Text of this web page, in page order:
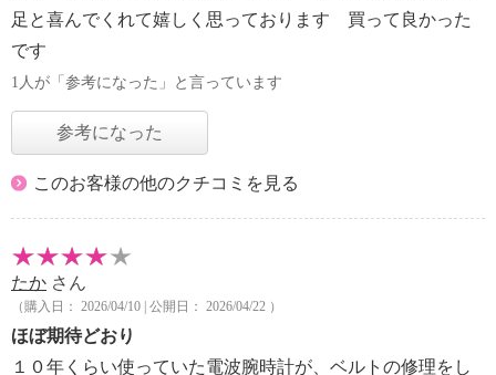
足と喜んでくれて嬉しく思っております 買って良かった
です
1人が「参考になった」と言っています
参考になった
このお客様の他のクチコミを見る
たか さん
（購入日： 2026/04/10 | 公開日： 2026/04/22 ）
ほぼ期待どおり
１０年くらい使っていた電波腕時計が、ベルトの修理をし